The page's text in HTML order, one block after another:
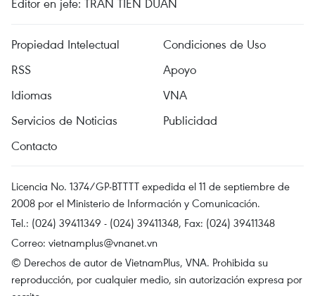
Editor en jefe: TRAN TIEN DUAN
Propiedad Intelectual
Condiciones de Uso
RSS
Apoyo
Idiomas
VNA
Servicios de Noticias
Publicidad
Contacto
Licencia No. 1374/GP-BTTTT expedida el 11 de septiembre de
2008 por el Ministerio de Información y Comunicación.
Tel.: (024) 39411349 - (024) 39411348, Fax: (024) 39411348
Correo: vietnamplus@vnanet.vn
© Derechos de autor de VietnamPlus, VNA. Prohibida su
reproducción, por cualquier medio, sin autorización expresa por